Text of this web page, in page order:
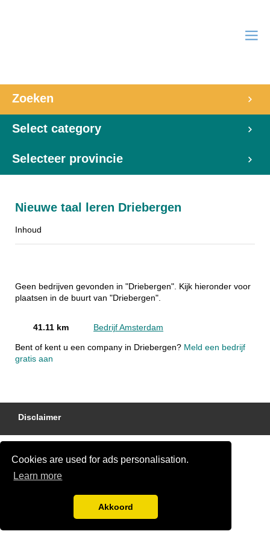
Cookies are used for ads personalisation.
Learn more
Akkoord
Zoeken
Select category
Selecteer provincie
Nieuwe taal leren Driebergen
Inhoud
Geen bedrijven gevonden in "Driebergen". Kijk hieronder voor
plaatsen in de buurt van "Driebergen".
41.11 km Bedrijf Amsterdam
Bent of kent u een company in Driebergen? Meld een bedrijf
gratis aan
Disclaimer